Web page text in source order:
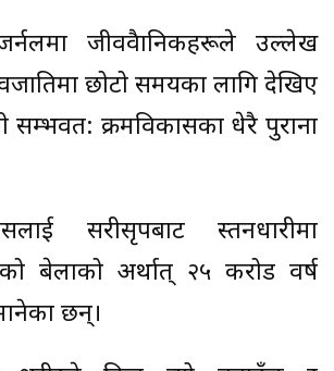
जीववैज्ञानिकहरूले उल्लेख
छोटो समयका लागि देखिए
सम्भवत: क्रमविकासका धेरै पुराना
सरीसृपबाट स्तनधारीमा
बेलाको अर्थात् २५ करोड वर्ष
छन्।